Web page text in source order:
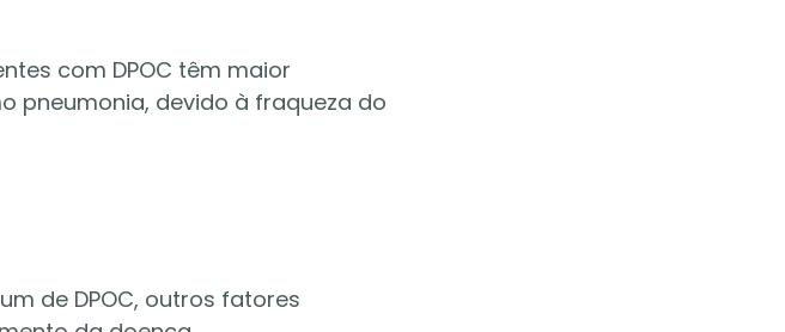
com DPOC têm maior
pneumonia, devido à fraqueza do
de DPOC, outros fatores